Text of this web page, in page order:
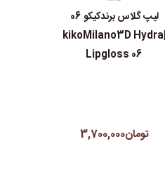
لیپ گلاس‌ برندکیکو 06
|kikoMilano3D Hydra
Lipgloss 06
تومان3,700,000